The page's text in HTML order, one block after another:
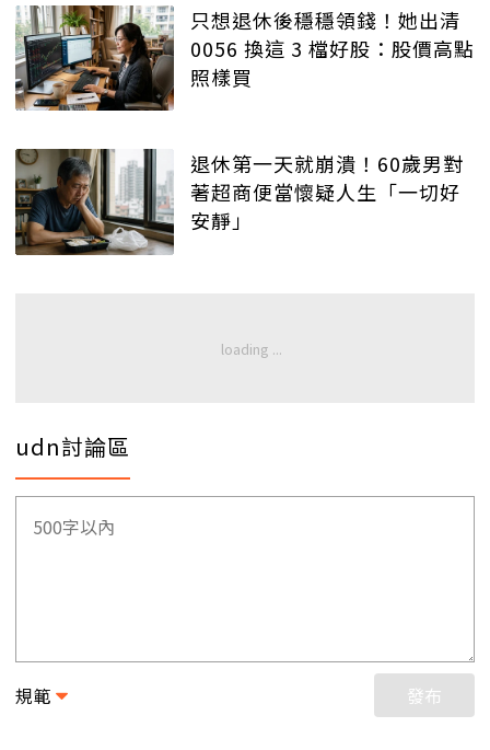
只想退休後穩穩領錢！她出清
0056 換這 3 檔好股：股價高點
照樣買
退休第一天就崩潰！60歲男對
著超商便當懷疑人生「一切好
安靜」
udn討論區
規範 發布